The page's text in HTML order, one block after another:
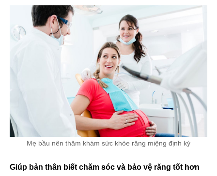
Mẹ bầu nên thăm khám sức khỏe răng miệng định kỳ
Giúp bản thân biết chăm sóc và bảo vệ răng tốt hơn